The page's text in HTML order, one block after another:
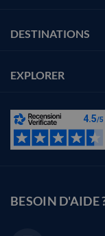
DESTINATIONS
EXPLORER
BESOIN D'AIDE